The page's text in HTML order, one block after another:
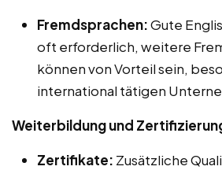
Fremdsprachen:Gute
oft erforderlich, weitere
können von Vorteil sein,
international tätigen
Weiterbildung und
Zertifikate: Zusätzliche